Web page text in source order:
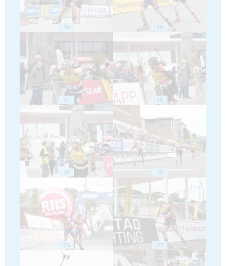
15 16
17 18
19 20
21 22